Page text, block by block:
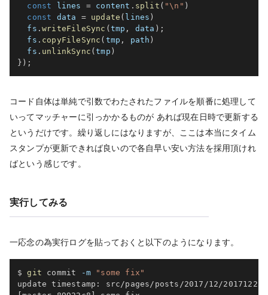
const lines = content . split ( "\n" )
const data = update ( lines )
  fs
.writeFileSync ( tmp , data ) ;
  fs
. copyFileSync ( tmp , path )
  fs
. unlinkSync (tmp )
} ) ;
コード自体は単純で引数でわたされたファイルを順番に処理して
いってマッチャーに引っかかるものが あれば現在日時で更新する
というだけです。繰り返しにはなりますが、ここは本当にタイム
スタンプが更新できれば良いので各自早い安い方法を採用頂けれ
ばという感じです。
実行してみる
一応念の為実行ログを貼っておくと以下のようになります。
$ git commit -m "some fix"